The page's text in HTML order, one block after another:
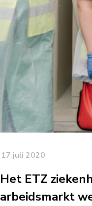
17 juli 2020
Het ETZ
arbeidsmarkt